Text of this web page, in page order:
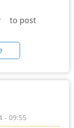
to post
- 09:55